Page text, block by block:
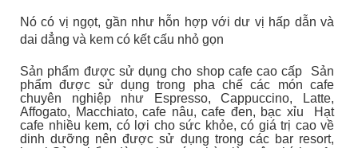
Nó có vị ngọt, gần như hỗn hợp với dư vị hấp dẫn và
dai dẳng và kem có kết cấu nhỏ gọn
Sản phẩm được sử dụng cho shop cafe cao cấp Sản
phẩm được sử dụng trong pha chế các món cafe
chuyên nghiệp như Espresso, Cappuccino, Latte,
Affogato, Macchiato, cafe nâu, cafe đen, bạc xỉu Hạt
cafe nhiều kem, có lợi cho sức khỏe, có giá trị cao về
dinh dưỡng nên được sử dụng trong các bar resort,